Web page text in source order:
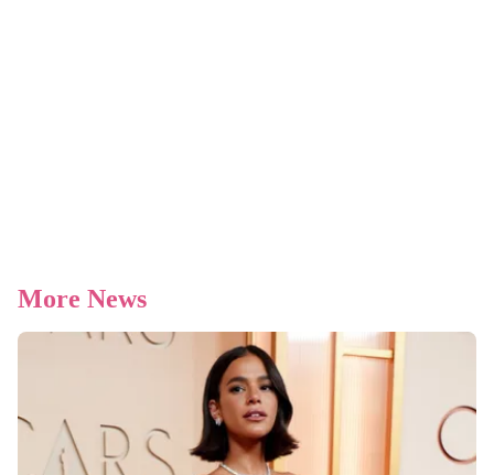
More News